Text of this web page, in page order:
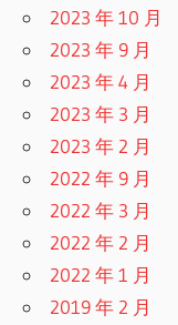
2023 年 10 月
2023 年 9 月
2023 年 4 月
2023 年 3 月
2023 年 2 月
2022 年 9 月
2022 年 3 月
2022 年 2 月
2022 年 1 月
2019 年 2 月